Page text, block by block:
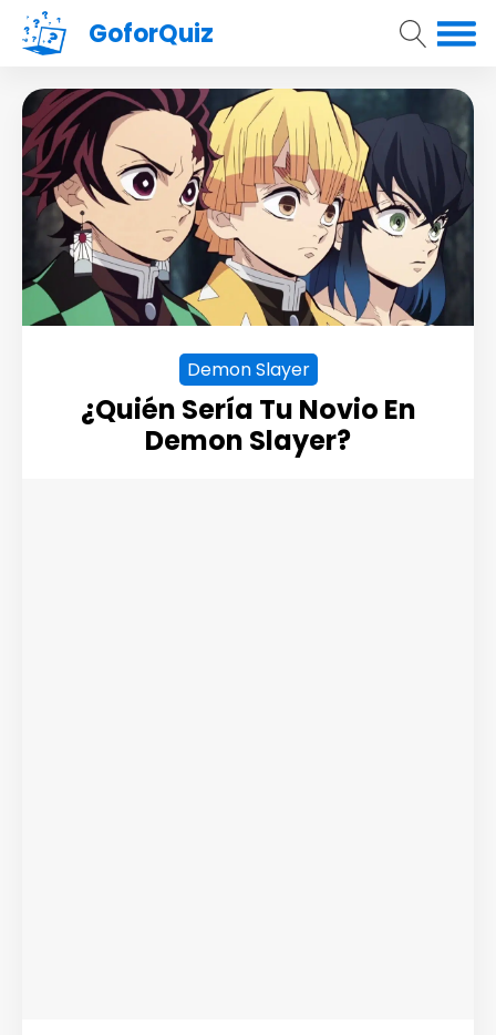
GoforQuiz
Demon Slayer
¿Quién Sería Tu Novio En
Demon Slayer?